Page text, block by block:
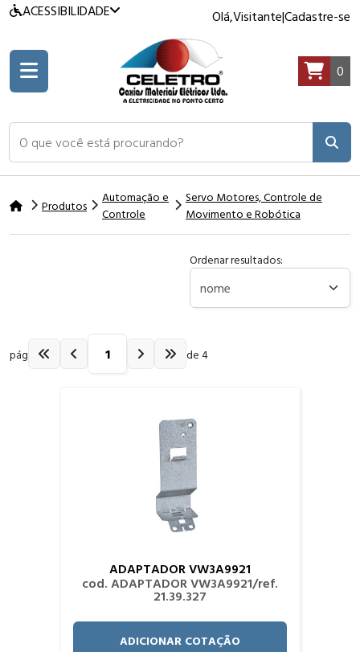
ACESSIBILIDADE Olá,Visitante|Cadastre-se
O que você está procurando?
0
Produtos
Automação e
Controle
Servo Motores, Controle de
Movimento e Robótica
Ordenar resultados:
pág de 4
ADAPTADOR VW3A9921
cod. ADAPTADOR VW3A9921/ref.
21.39.327
ADICIONAR COTAÇÃO